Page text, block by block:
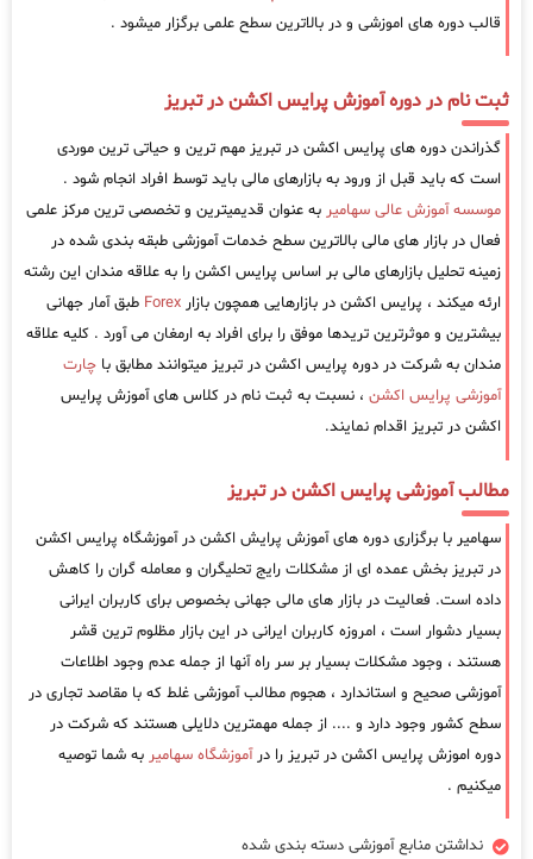
قالب دوره های اموزشی و در بالاترین سطح علمی برگزار میشود .
ثبت نام در دوره آموزش پرایس اکشن در تبریز
گذراندن دوره های پرایس اکشن در تبریز مهم ترین و حیاتی ترین موردی
است که باید قبل از ورود به بازارهای مالی باید توسط افراد انجام شود .
موسسه آموزش عالی سهامیر به عنوان قدیمیترین و تخصصی ترین مرکز علمی
فعال در بازار های مالی بالاترین سطح خدمات آموزشی طبقه بندی شده در
زمینه تحلیل بازارهای مالی بر اساس پرایس اکشن را به علاقه مندان این رشته
ارئه میکند ، پرایس اکشن در بازارهایی همچون بازار Forex طبق آمار جهانی
بیشترین و موثرترین تریدها موفق را برای افراد به ارمغان می آورد . کلیه علاقه
مندان به شرکت در دوره پرایس اکشن در تبریز میتوانند مطابق با چارت
آموزشی پرایس اکشن ، نسبت به ثبت نام در کلاس های آموزش پرایس
اکشن در تبریز اقدام نمایند.
مطالب آموزشی پرایس اکشن در تبریز
سهامیر با برگزاری دوره های آموزش پرایش اکشن در آموزشگاه پرایس اکشن
در تبریز بخش عمده ای از مشکلات رایج تحلیگران و معامله گران را کاهش
داده است. فعالیت در بازار های مالی جهانی بخصوص برای کاربران ایرانی
بسیار دشوار است ، امروزه کاربران ایرانی در این بازار مظلوم ترین قشر
هستند ، وجود مشکلات بسیار بر سر راه آنها از جمله عدم وجود اطلاعات
آموزشی صحیح و استاندارد ، هجوم مطالب آموزشی غلط که با مقاصد تجاری در
سطح کشور وجود دارد و .... از جمله مهمترین دلایلی هستند که شرکت در
دوره اموزش پرایس اکشن در تبریز را درآموزشگاه سهامیر به شما توصیه
میکنیم .
نداشتن منابع آموزشی دسته بندی شده